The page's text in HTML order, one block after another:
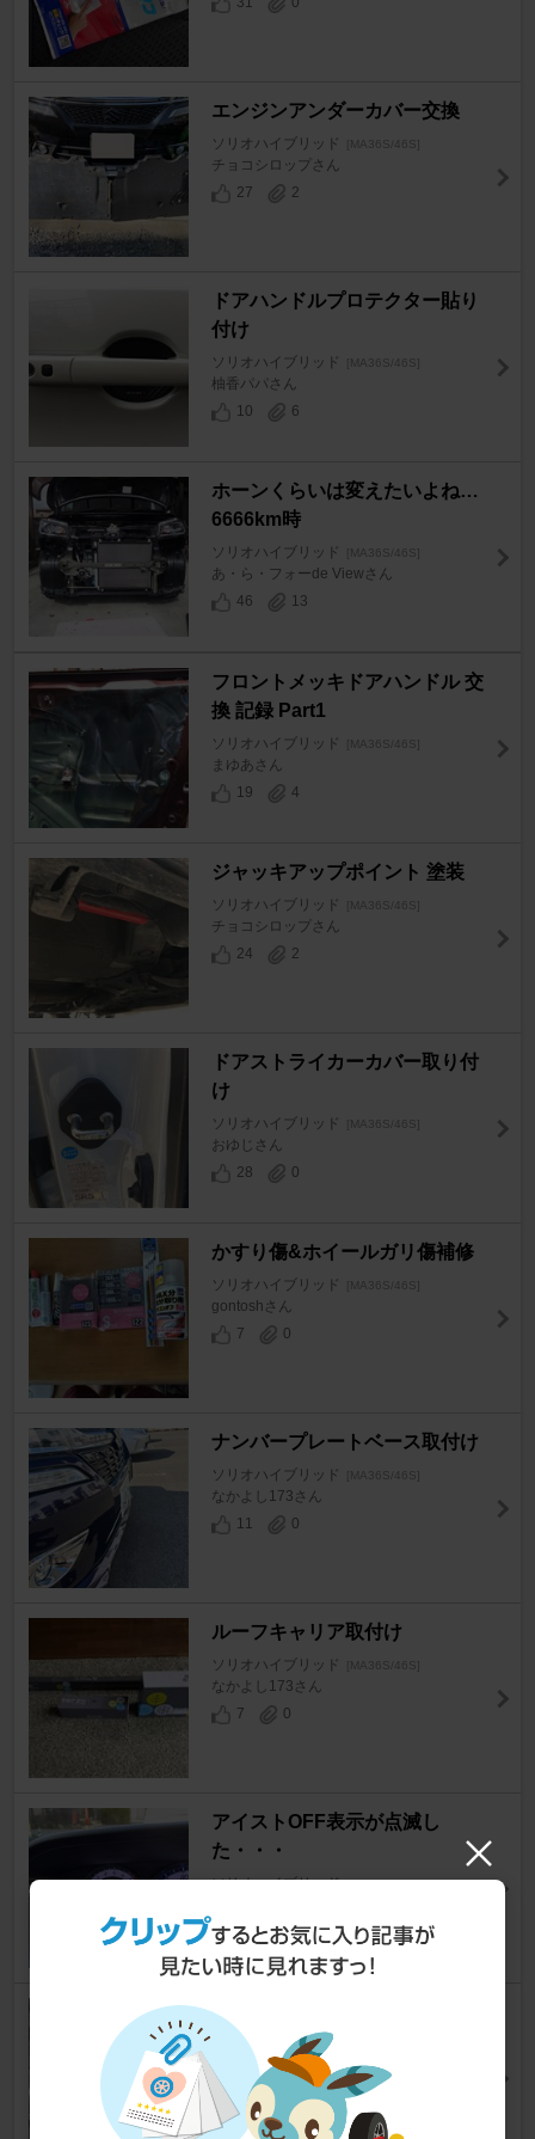
エンジンアンダーカバー交換
ソリオハイブリッド [MA36S/46S]
チョコシロップさん
27
2
ドアハンドルプロテクター貼り
付け
ソリオハイブリッド [MA36S/46S]
柚香パパさん
10
6
ホーンくらいは変えたいよね…
6666km時
ソリオハイブリッド [MA36S/46S]
あ・ら・フォーde Viewさん
46
13
フロントメッキドアハンドル 交
換 記録 Part1
ソリオハイブリッド [MA36S/46S]
まゆあさん
19
4
ジャッキアップポイント 塗装
ソリオハイブリッド [MA36S/46S]
チョコシロップさん
24
2
ドアストライカーカバー取り付
け
ソリオハイブリッド [MA36S/46S]
おゆじさん
28
0
かすり傷&ホイールガリ傷補修
ソリオハイブリッド [MA36S/46S]
gontoshさん
7
0
ナンバープレートベース取付け
ソリオハイブリッド [MA36S/46S]
なかよし173さん
11
0
ルーフキャリア取付け
ソリオハイブリッド [MA36S/46S]
なかよし173さん
7
0
アイストOFF表示が点滅し
た・・・
ソリオハイブリッド [MA36S/46S]
20
デュアルカメラブレーキサポー
ト（DCBS）カバーの取り外し
ソリオハイブリッド [MA36S/46S]
数やんさん
16